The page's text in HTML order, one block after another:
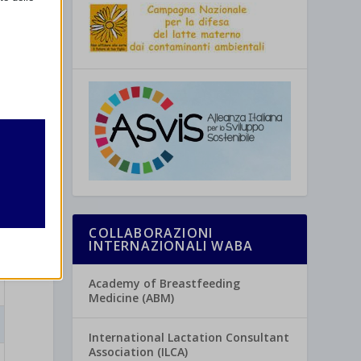
COLLABORAZIONI
INTERNAZIONALI WABA
Academy of Breastfeeding
Medicine (ABM)
International Lactation Consultant
Association (ILCA)